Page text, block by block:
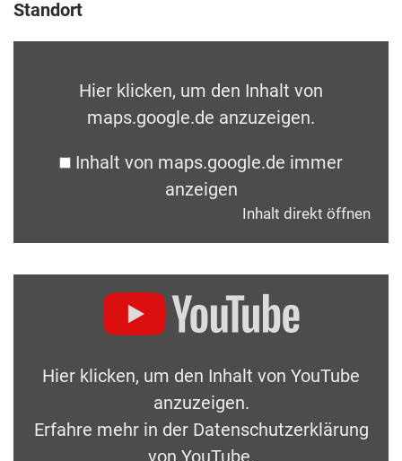
Standort
Hier klicken, um den Inhalt von
maps.google.de anzuzeigen.
Inhalt von maps.google.de immer
anzeigen
Inhalt direkt öffnen
Hier klicken, um den Inhalt von YouTube
anzuzeigen.
Erfahre mehr in der Datenschutzerklärung